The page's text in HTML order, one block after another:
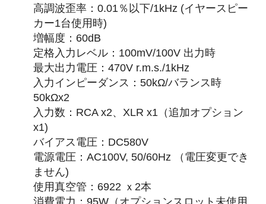
高調波歪率：0.01％以下/1kHz (イヤースピー
カー1台使用時)
増幅度：60dB
定格入力レベル：100mV/100V 出力時
最大出力電圧：470V r.m.s./1kHz
入力インピーダンス：50kΩ/バランス時
50kΩx2
入力数：RCA x2、XLR x1（追加オプション
x1)
バイアス電圧：DC580V
電源電圧：AC100V, 50/60Hz （電圧変更でき
ません)
使用真空管：6922 ｘ2本
消費電力：95W（オプションスロット未使用